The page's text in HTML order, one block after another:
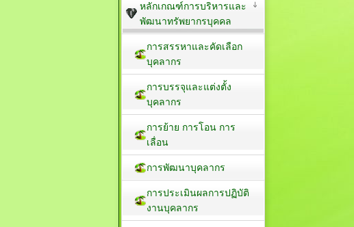
หลักเกณฑ์การบริหารและ
พัฒนาทรัพยากรบุคคล
การสรรหาและคัดเลือก
บุคลากร
การบรรจุและแต่งตั้ง
บุคลากร
การย้าย การโอน การ
เลื่อน
การพัฒนาบุคลากร
การประเมินผลการปฏิบัติ
งานบุคลากร